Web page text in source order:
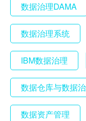
数据治理DAMA
数据治理系统
IBM数据治理
数据仓库与数据
数据资产管理